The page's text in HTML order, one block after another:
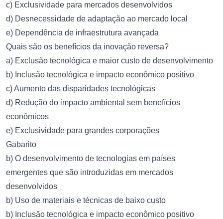
c) Exclusividade para mercados desenvolvidos
d) Desnecessidade de adaptação ao mercado local
e) Dependência de infraestrutura avançada
Quais são os benefícios da inovação reversa?
a) Exclusão tecnológica e maior custo de desenvolvimento
b) Inclusão tecnológica e impacto econômico positivo
c) Aumento das disparidades tecnológicas
d) Redução do impacto ambiental sem benefícios
econômicos
e) Exclusividade para grandes corporações
Gabarito
b) O desenvolvimento de tecnologias em países
emergentes que são introduzidas em mercados
desenvolvidos
b) Uso de materiais e técnicas de baixo custo
b) Inclusão tecnológica e impacto econômico positivo